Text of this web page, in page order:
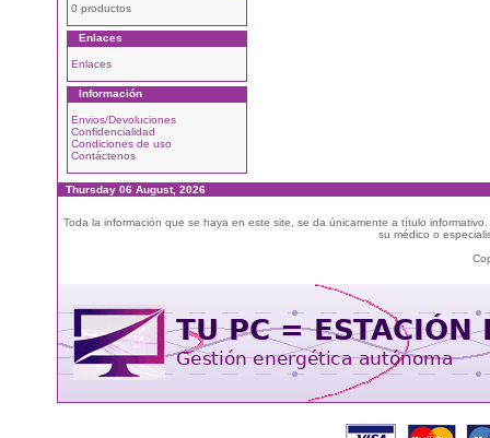
0 productos
Enlaces
Enlaces
Información
Envios/Devoluciones
Confidencialidad
Condiciones de uso
Contáctenos
Thursday 06 August, 2026
Toda la información que se haya en este site, se da únicamente a título
su médico o